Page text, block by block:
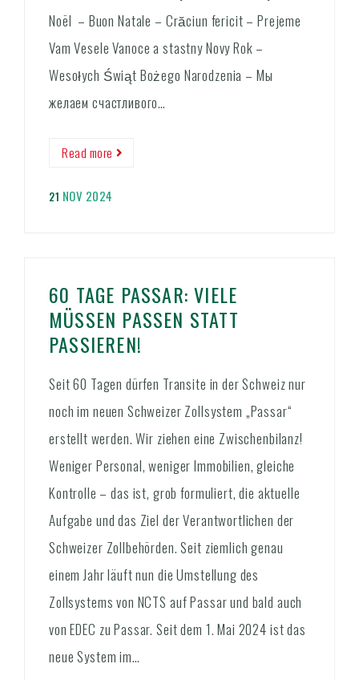
Noël – Buon Natale – Crăciun fericit – Prejeme
Vam Vesele Vanoce a stastny Novy Rok –
Wesołych Świąt Bożego Narodzenia – Мы
желаем счастливого…
Read more
21 NOV 2024
60 TAGE PASSAR: VIELE
MÜSSEN PASSEN STATT
PASSIEREN!
Seit 60 Tagen dürfen Transite in der Schweiz nur
noch im neuen Schweizer Zollsystem „Passar“
erstellt werden. Wir ziehen eine Zwischenbilanz!
Weniger Personal, weniger Immobilien, gleiche
Kontrolle – das ist, grob formuliert, die aktuelle
Aufgabe und das Ziel der Verantwortlichen der
Schweizer Zollbehörden. Seit ziemlich genau
einem Jahr läuft nun die Umstellung des
Zollsystems von NCTS auf Passar und bald auch
von EDEC zu Passar. Seit dem 1. Mai 2024 ist das
neue System im…